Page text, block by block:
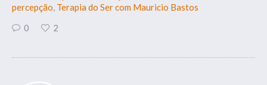
percepção, Terapia do Ser com Mauricio Bastos
0
2